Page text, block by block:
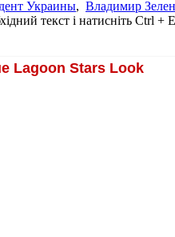
Украины, Владимир
текст і натисніть Ctrl